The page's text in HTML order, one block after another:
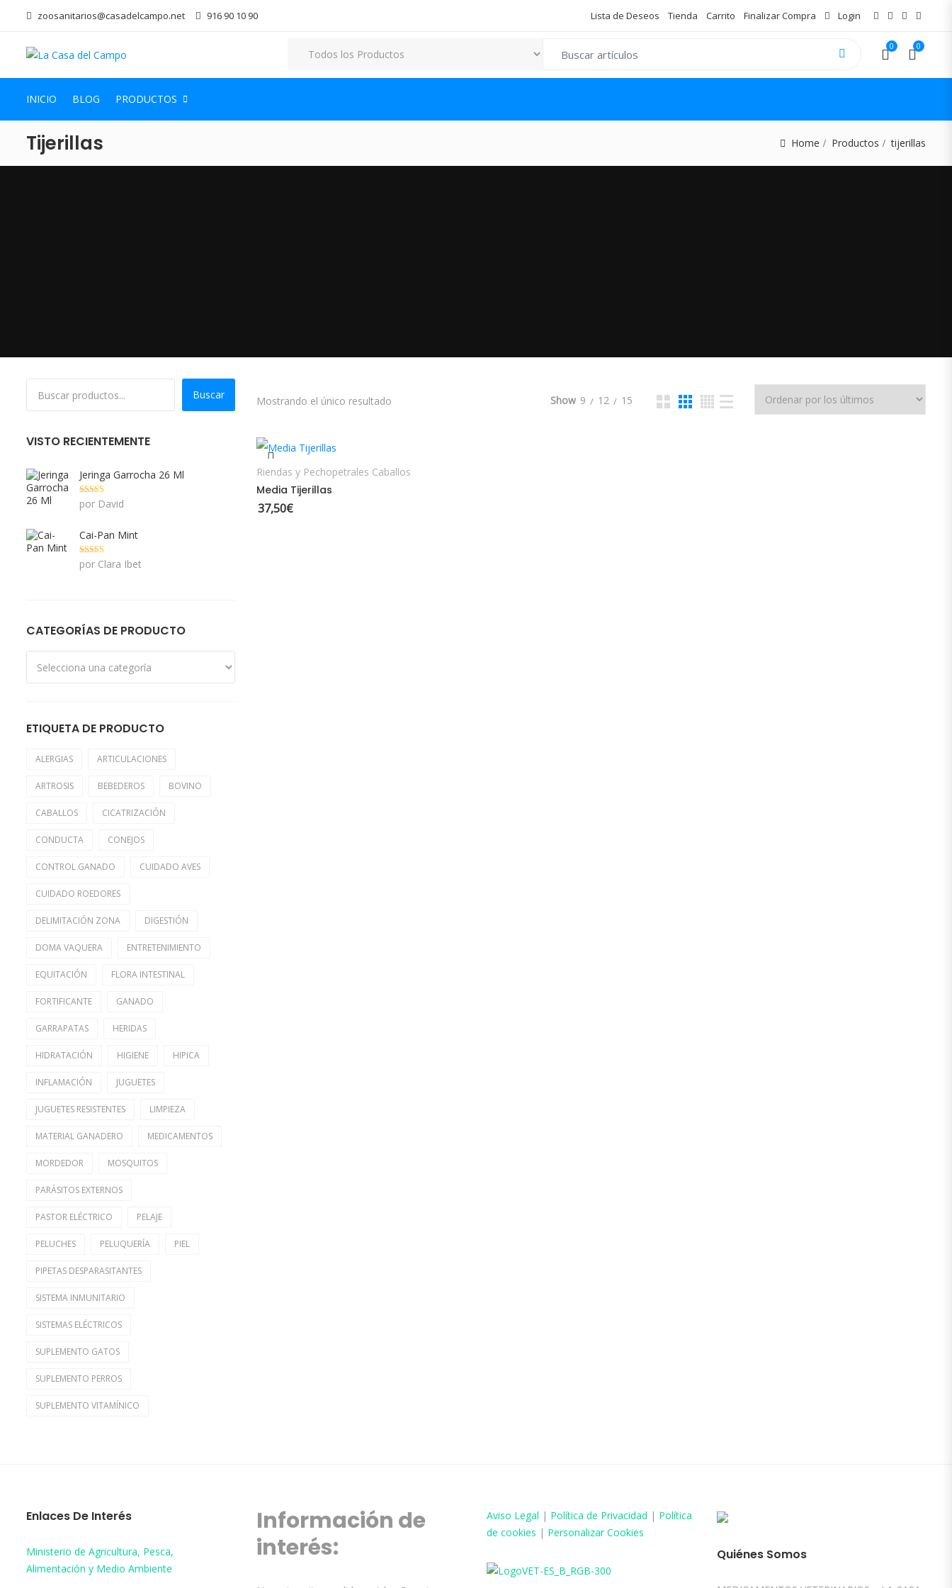
zoosanitarios@casadelcampo.net 916 90 10 90 Lista de Deseos Tienda Carrito Finalizar Compra Login
0 0
INICIO BLOG PRODUCTOS
Tijerillas Home Productos tijerillas
Mostrando el único resultado Show 9 12 15
Riendas y Pechopetrales Caballos
Media Tijerillas
37,50€
Buscar
VISTO RECIENTEMENTE
Jeringa Garrocha 26 Ml
Valorado con
5 de 5
por David
Cai-Pan Mint
Valorado con
5 de 5
por Clara Ibet
CATEGORÍAS DE PRODUCTO
ETIQUETA DE PRODUCTO
ALERGIAS ARTICULACIONES
ARTROSIS BEBEDEROS BOVINO
CABALLOS CICATRIZACIÓN
CONDUCTA CONEJOS
CONTROL GANADO CUIDADO AVES
CUIDADO ROEDORES
DELIMITACIÓN ZONA DIGESTIÓN
DOMA VAQUERA ENTRETENIMIENTO
EQUITACIÓN FLORA INTESTINAL
FORTIFICANTE GANADO
GARRAPATAS HERIDAS
HIDRATACIÓN HIGIENE HIPICA
INFLAMACIÓN JUGUETES
JUGUETES RESISTENTES LIMPIEZA
MATERIAL GANADERO MEDICAMENTOS
MORDEDOR MOSQUITOS
PARÁSITOS EXTERNOS
PASTOR ELÉCTRICO PELAJE
PELUCHES PELUQUERÍA PIEL
PIPETAS DESPARASITANTES
SISTEMA INMUNITARIO
SISTEMAS ELÉCTRICOS
SUPLEMENTO GATOS
SUPLEMENTO PERROS
SUPLEMENTO VITAMÍNICO
Enlaces De Interés
Ministerio de Agricultura, Pesca,
Alimentación y Medio Ambiente
Información de
interés:
Aviso Legal | Política de Privacidad | Política
de cookies | Personalizar Cookies
Quiénes Somos